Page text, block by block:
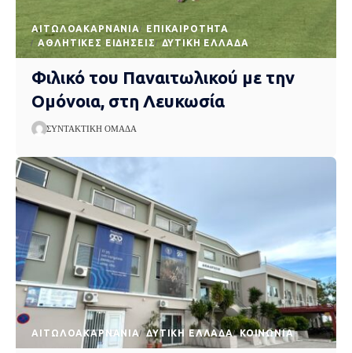
AΙΤΩΛΟΑΚΑΡΝΑΝΊΑ
EΠΙΚΑΙΡΌΤΗΤΑ
ΑΘΛΗΤΙΚΈΣ ΕΙΔΉΣΕΙΣ
ΔΥΤΙΚΉ ΕΛΛΆΔΑ
Φιλικό του Παναιτωλικού με την
Ομόνοια, στη Λευκωσία
ΣΥΝΤΑΚΤΙΚΉ ΟΜΆΔΑ
AΙΤΩΛΟΑΚΑΡΝΑΝΊΑ ΔΥΤΙΚΉ ΕΛΛΆΔΑ ΚΟΙΝΩΝΊΑ